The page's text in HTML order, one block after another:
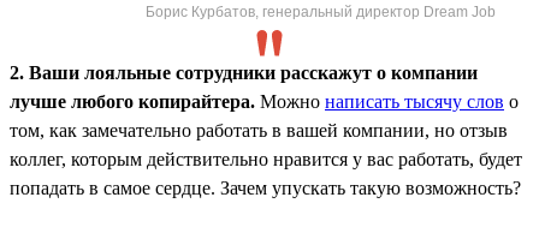
Борис Курбатов, генеральный директор Dream Job
2. Ваши лояльные сотрудники расскажут о компании
лучше любого копирайтера. Можно написать тысячу слов о
том, как замечательно работать в вашей компании, но отзыв
коллег, которым действительно нравится у вас работать, будет
попадать в самое сердце. Зачем упускать такую возможность?